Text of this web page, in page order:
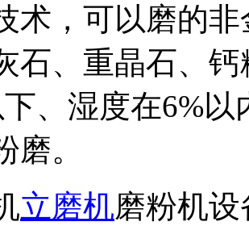
术，可以磨的
石、重晶石、
、湿度在6%
磨。
立磨机磨粉机